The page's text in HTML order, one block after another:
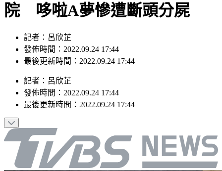
院 哆啦A夢慘遭斷頭分屍
記者：呂欣芷
發佈時間：2022.09.24 17:44
最後更新時間：2022.09.24 17:44
記者 ： 呂欣芷
發佈時間： 2022.09.24 17:44
最後更新時間： 2022.09.24 17:44